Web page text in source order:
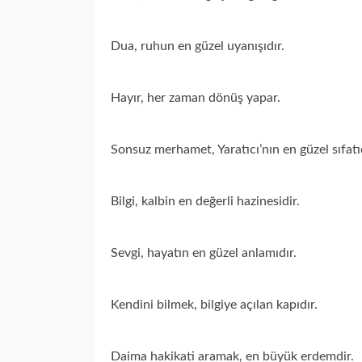
Dua, ruhun en güzel uyanışıdır.
Hayır, her zaman dönüş yapar.
Sonsuz merhamet, Yaratıcı’nın en güzel
Bilgi, kalbin en değerli hazinesidir.
Sevgi, hayatın en güzel anlamıdır.
Kendini bilmek, bilgiye açılan kapıdır.
Daima hakikati aramak, en büyük erdemdir.